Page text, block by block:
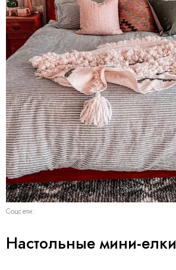
Соцсети:
Настольные мини-елки